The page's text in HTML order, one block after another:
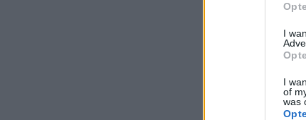
I
I
of
was